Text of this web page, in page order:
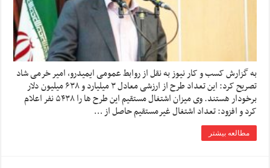
به گزارش کسب و کار نیوز به نقل از روابط عمومی ایمیدرو، امیر خرمی شاد
تصریح کرد: این تعداد طرح از ارزشی معادل ۳ میلیارد و ۶۳۸ میلیون دلار
برخودار هستند. وی میزان اشتغال مستقیم این طرح ها را ۵۴۳۸ نفر اعلام
کرد و افزود: تعداد اشتغال غیرمستقیم حاصل از …
مطالعه بیشتر